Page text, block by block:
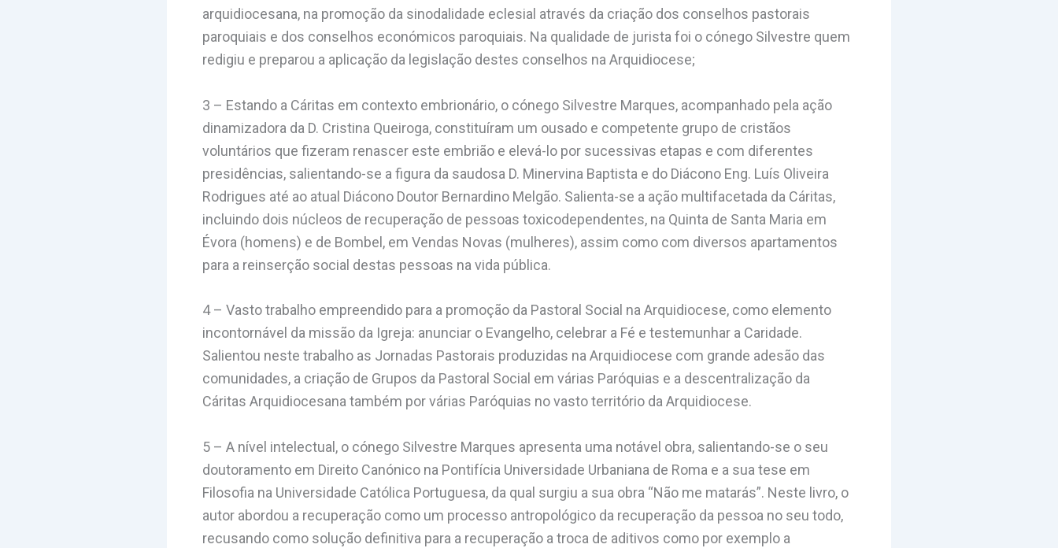
arquidiocesana, na promoção da sinodalidade eclesial através da criação dos conselhos pastorais
paroquiais e dos conselhos económicos paroquiais. Na qualidade de jurista foi o cónego Silvestre quem
redigiu e preparou a aplicação da legislação destes conselhos na Arquidiocese;
3 – Estando a Cáritas em contexto embrionário, o cónego Silvestre Marques, acompanhado pela ação
dinamizadora da D. Cristina Queiroga, constituíram um ousado e competente grupo de cristãos
voluntários que fizeram renascer este embrião e elevá-lo por sucessivas etapas e com diferentes
presidências, salientando-se a figura da saudosa D. Minervina Baptista e do Diácono Eng. Luís Oliveira
Rodrigues até ao atual Diácono Doutor Bernardino Melgão. Salienta-se a ação multifacetada da Cáritas,
incluindo dois núcleos de recuperação de pessoas toxicodependentes, na Quinta de Santa Maria em
Évora (homens) e de Bombel, em Vendas Novas (mulheres), assim como com diversos apartamentos
para a reinserção social destas pessoas na vida pública.
4 – Vasto trabalho empreendido para a promoção da Pastoral Social na Arquidiocese, como elemento
incontornável da missão da Igreja: anunciar o Evangelho, celebrar a Fé e testemunhar a Caridade.
Salientou neste trabalho as Jornadas Pastorais produzidas na Arquidiocese com grande adesão das
comunidades, a criação de Grupos da Pastoral Social em várias Paróquias e a descentralização da
Cáritas Arquidiocesana também por várias Paróquias no vasto território da Arquidiocese.
5 – A nível intelectual, o cónego Silvestre Marques apresenta uma notável obra, salientando-se o seu
doutoramento em Direito Canónico na Pontifícia Universidade Urbaniana de Roma e a sua tese em
Filosofia na Universidade Católica Portuguesa, da qual surgiu a sua obra “Não me matarás”. Neste livro, o
autor abordou a recuperação como um processo antropológico da recuperação da pessoa no seu todo,
recusando como solução definitiva para a recuperação a troca de aditivos como por exemplo a